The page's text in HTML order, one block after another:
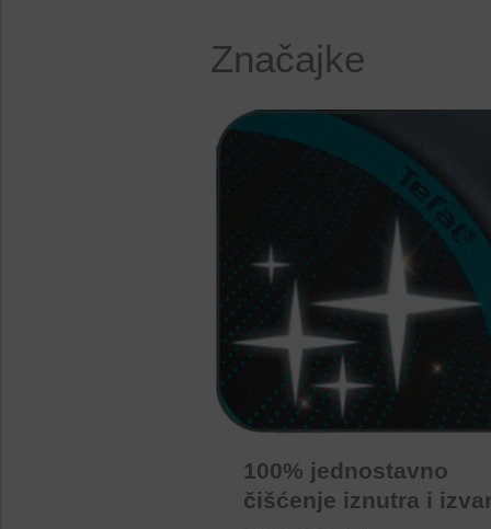
Značajke
100% jednostavno
čišćenje iznutra i